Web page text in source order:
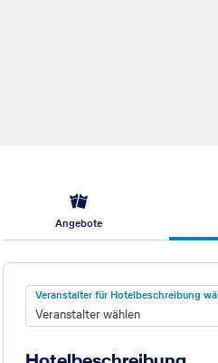
Angebote
Veranstalter für Hotelbeschreibung
Veranstalter wählen